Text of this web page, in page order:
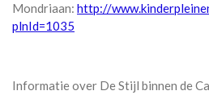
Mondriaan: http://
plnId=1035
Informatie over De Stijl binnen de